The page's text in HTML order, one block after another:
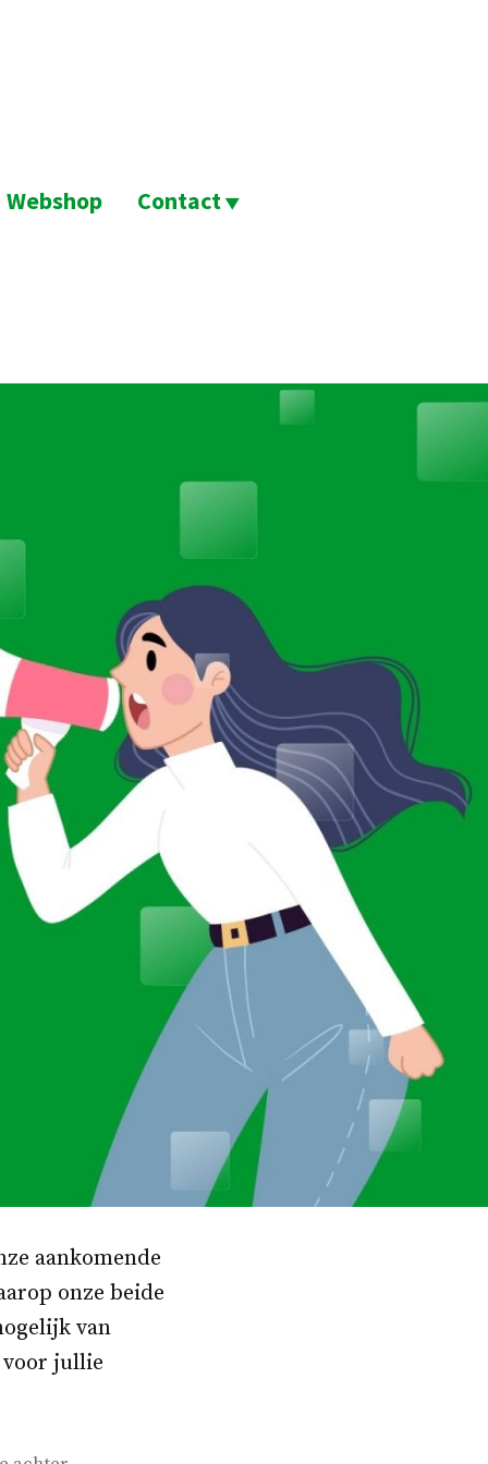
Webshop Contact
aankomende
onze beide
van
jullie